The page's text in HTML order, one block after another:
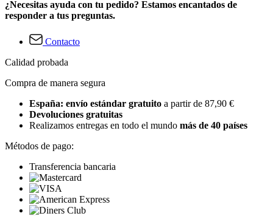
¿Necesitas ayuda con tu pedido? Estamos encantados de
responder a tus preguntas.
Contacto
Calidad probada
Compra de manera segura
España: envío estándar gratuito a partir de 87,90 €
Devoluciones gratuitas
Realizamos entregas en todo el mundo más de 40 países
Métodos de pago:
Transferencia bancaria